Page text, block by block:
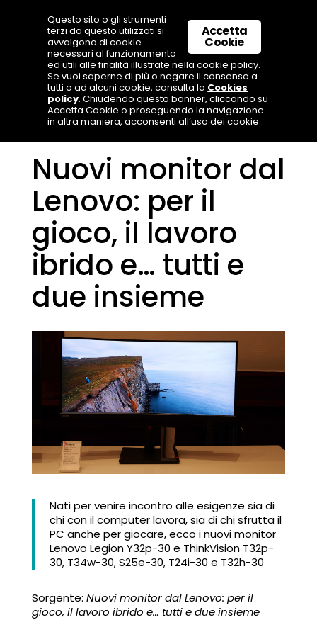
Nuovi monitor dal
Lenovo: per il
gioco, il lavoro
ibrido e… tutti e
due insieme
Nati per venire incontro alle esigenze sia di
chi con il computer lavora, sia di chi sfrutta il
PC anche per giocare, ecco i nuovi monitor
Lenovo Legion Y32p-30 e ThinkVision T32p-
30, T34w-30, S25e-30, T24i-30 e T32h-30
Sorgente: Nuovi monitor dal Lenovo: per il
gioco, il lavoro ibrido e… tutti e due insieme
Accetta
Cookie
Questo sito o gli strumenti
terzi da questo utilizzati si
avvalgono di cookie
necessari al funzionamento
ed utili alle finalità illustrate nella cookie policy.
Se vuoi saperne di più o negare il consenso a
tutti o ad alcuni cookie, consulta la Cookies
policy. Chiudendo questo banner, cliccando su
Accetta Cookie o proseguendo la navigazione
in altra maniera, acconsenti all’uso dei cookie.